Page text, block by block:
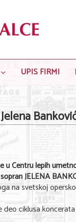
UPIS FIRMI
u Centru lepih
sopran JELENA
na svetskoj
deo ciklusa